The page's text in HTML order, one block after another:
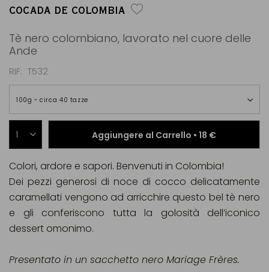
COCADA DE COLOMBIA
Tè nero colombiano, lavorato nel cuore delle
Ande
RIF T532
100g ~ circa 40 tazze
Aggiungere al Carrello • 18 €
Colori, ardore e sapori. Benvenuti in Colombia!
Dei pezzi generosi di noce di cocco delicatamente
caramellati vengono ad arricchire questo bel tè nero
e gli conferiscono tutta la golosità dell’iconico
dessert omonimo.
Presentato in un sacchetto nero Mariage Frères.